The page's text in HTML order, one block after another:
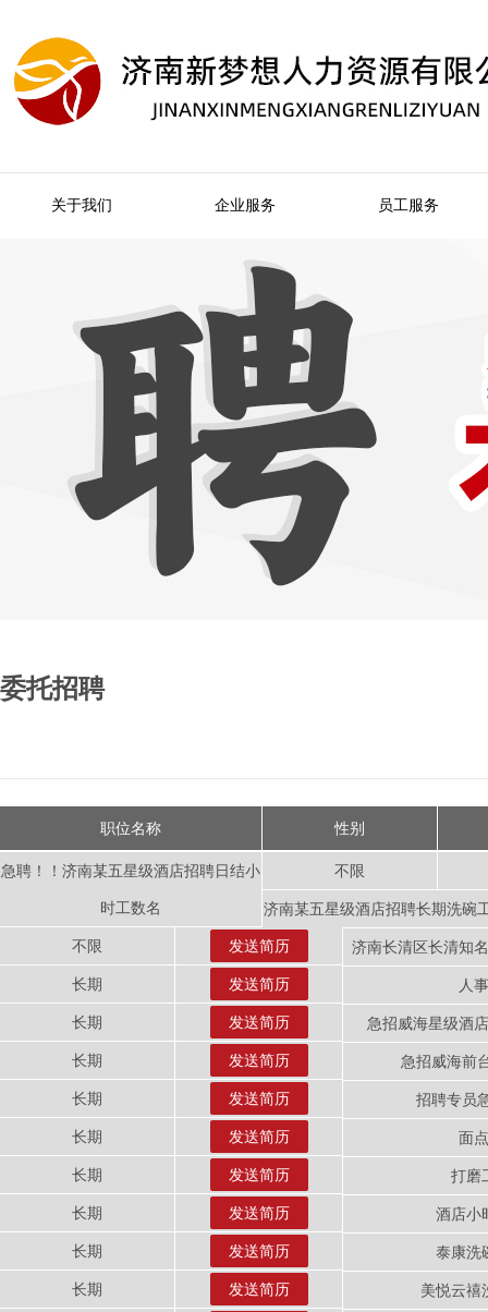
关于我们 企业服务 员工服务
委托招聘
职位名称 性别
急聘！！济南某五星级酒店招聘日结小
时工数名
不限
济南某五星级酒店招聘长期洗碗
不限 发送简历 济南长清区长清知
长期 发送简历 人事
长期 发送简历 急招威海星级酒
长期 发送简历 急招威海前
长期 发送简历 招聘专员
长期 发送简历 面点
长期 发送简历 打磨
长期 发送简历 酒店小
长期 发送简历 泰康洗
长期 发送简历 美悦云禧